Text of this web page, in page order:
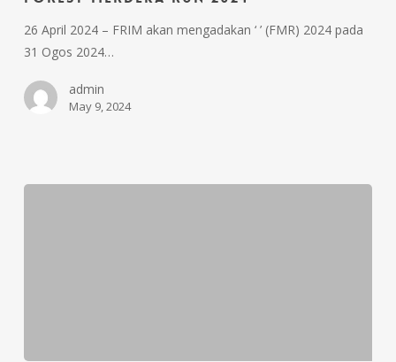
26 April 2024 – FRIM akan mengadakan ‘ ’ (FMR) 2024 pada
31 Ogos 2024…
admin
May 9, 2024